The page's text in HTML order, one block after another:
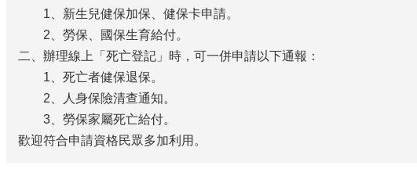
1、新生兒健保加保、健保卡申請。
2、勞保、國保生育給付。
二、辦理線上「死亡登記」時，可一併申請以下通報：
1、死亡者健保退保。
2、人身保險清查通知。
3、勞保家屬死亡給付。
歡迎符合申請資格民眾多加利用。